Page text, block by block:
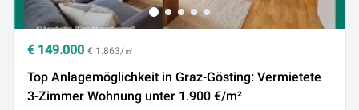
€ 149.000 € 1.863/㎡
Top Anlagemöglichkeit in Graz-Gösting: Vermietete
3-Zimmer Wohnung unter 1.900 €/m²